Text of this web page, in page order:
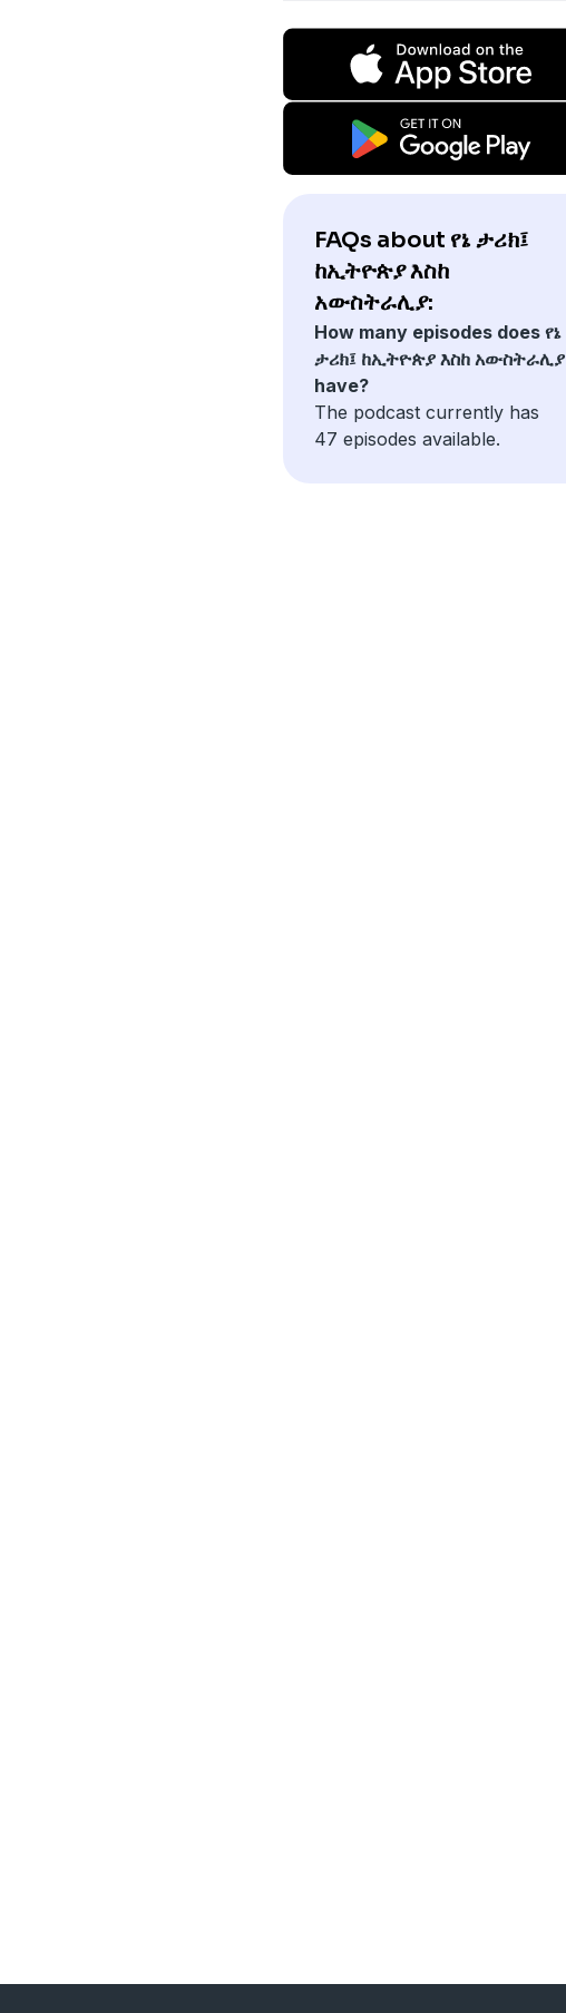
FAQs about የኔ ታሪክ፤
ከኢትዮጵያ እስከ
አውስትራሊያ:
How many episodes does የኔ
ታሪክ፤ ከኢትዮጵያ እስከ አውስትራሊያ
have?
The podcast currently has
47 episodes available.